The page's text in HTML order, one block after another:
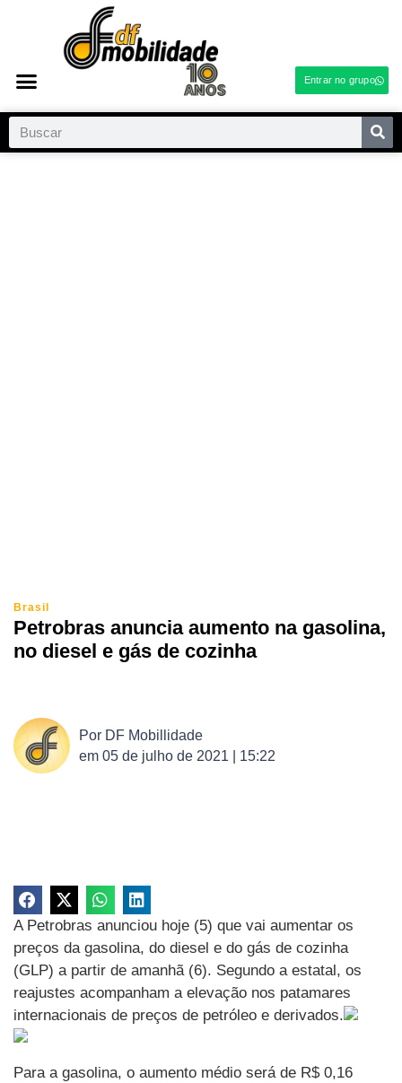
Entrar no grupo
Brasil
Petrobras anuncia aumento na gasolina,
no diesel e gás de cozinha
Por DF Mobillidade
em 05 de julho de 2021 | 15:22
A Petrobras anunciou hoje (5) que vai aumentar os
preços da gasolina, do diesel e do gás de cozinha
(GLP) a partir de amanhã (6). Segundo a estatal, os
reajustes acompanham a elevação nos patamares
internacionais de preços de petróleo e derivados.
Para a gasolina, o aumento médio será de R$ 0,16